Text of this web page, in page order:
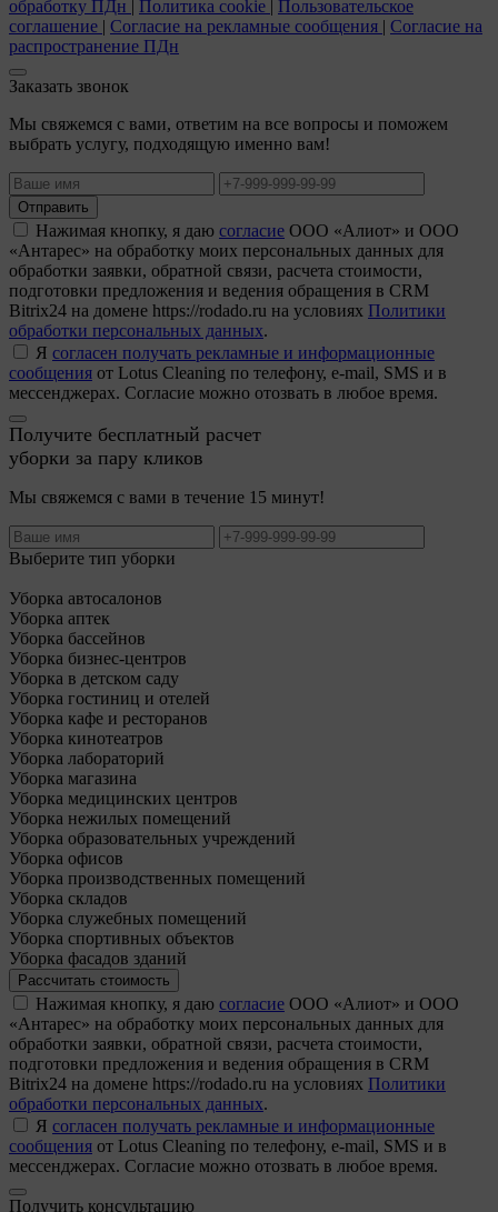
обработку ПДн | Политика cookie | Пользовательское
соглашение | Согласие на рекламные сообщения | Согласие на
распространение ПДн
Заказать звонок
Мы свяжемся с вами, ответим на все вопросы и поможем
выбрать услугу, подходящую именно вам!
Отправить
Нажимая кнопку, я даю согласие ООО «Алиот» и ООО
«Антарес» на обработку моих персональных данных для
обработки заявки, обратной связи, расчета стоимости,
подготовки предложения и ведения обращения в CRM
Bitrix24 на домене https://rodado.ru на условиях Политики
обработки персональных данных.
Я согласен получать рекламные и информационные
сообщения от Lotus Cleaning по телефону, e-mail, SMS и в
мессенджерах. Согласие можно отозвать в любое время.
Получите бесплатный расчет
уборки за пару кликов
Мы свяжемся с вами в течение 15 минут!
Выберите тип уборки
Уборка автосалонов
Уборка аптек
Уборка бассейнов
Уборка бизнес-центров
Уборка в детском саду
Уборка гостиниц и отелей
Уборка кафе и ресторанов
Уборка кинотеатров
Уборка лабораторий
Уборка магазина
Уборка медицинских центров
Уборка нежилых помещений
Уборка образовательных учреждений
Уборка офисов
Уборка производственных помещений
Уборка складов
Уборка служебных помещений
Уборка спортивных объектов
Уборка фасадов зданий
Рассчитать стоимость
Нажимая кнопку, я даю согласие ООО «Алиот» и ООО
«Антарес» на обработку моих персональных данных для
обработки заявки, обратной связи, расчета стоимости,
подготовки предложения и ведения обращения в CRM
Bitrix24 на домене https://rodado.ru на условиях Политики
обработки персональных данных.
Я согласен получать рекламные и информационные
сообщения от Lotus Cleaning по телефону, e-mail, SMS и в
мессенджерах. Согласие можно отозвать в любое время.
Получить консультацию